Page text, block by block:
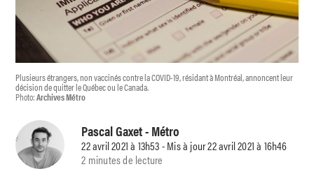
Plusieurs étrangers, non vaccinés contre la COVID-19, résidant à Montréal, annoncent leur
décision de quitter le Québec ou le Canada.
Photo:Archives Métro
Pascal Gaxet- Métro
22 avril 2021 à 13h53 - Mis à jour 22 avril 2021 à 16h46
2 minutes de lecture